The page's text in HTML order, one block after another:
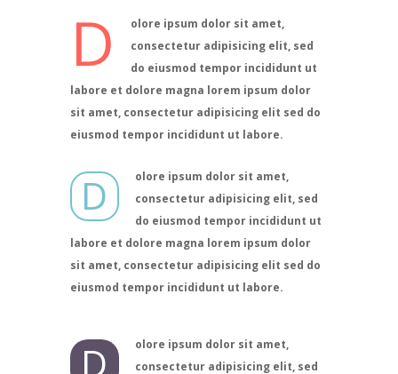
D
olore ipsum dolor sit amet,
consectetur adipisicing elit, sed
do eiusmod tempor incididunt ut
labore et dolore magna lorem ipsum dolor
sit amet, consectetur adipisicing elit sed do
eiusmod tempor incididunt ut labore.
D
olore ipsum dolor sit amet,
consectetur adipisicing elit, sed
do eiusmod tempor incididunt ut
labore et dolore magna lorem ipsum dolor
sit amet, consectetur adipisicing elit sed do
eiusmod tempor incididunt ut labore.
D
olore ipsum dolor sit amet,
consectetur adipisicing elit, sed